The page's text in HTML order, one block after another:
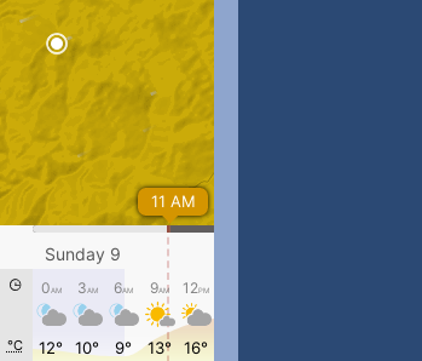
pimrec_project
#PipIvanWeather
 ...